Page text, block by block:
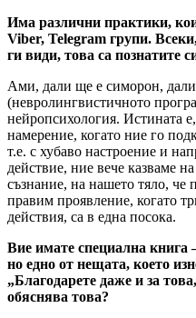
Има различни практики,
Viber, Telegram групи.
ги види, това са познатите
Ами, дали ще е симорон,
(невролингвистичното
нейропсихология. Истината
намерение, когато ние го
т.е. с хубаво настроение и
действие, ние вече казваме
съзнание, на нашето тяло, че
правим проявление, когато
действия, са в една посока.
Вие имате специална книга
но едно от нещата, което
„Благодарете даже и за
обяснява това?